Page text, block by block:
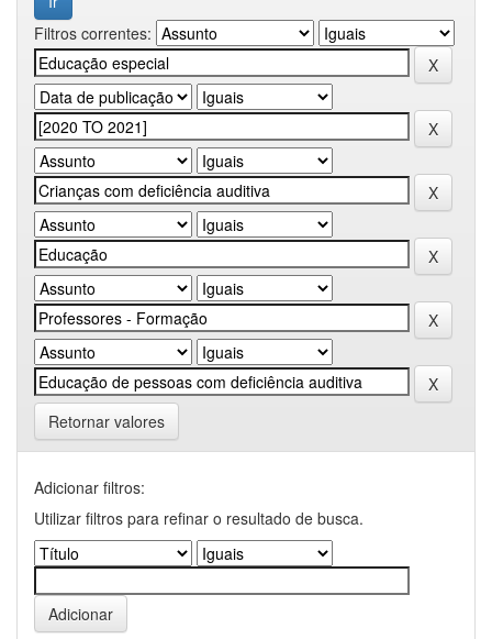
Filtros correntes:
Retornar valores
Adicionar filtros:
Utilizar filtros para refinar o resultado de busca.